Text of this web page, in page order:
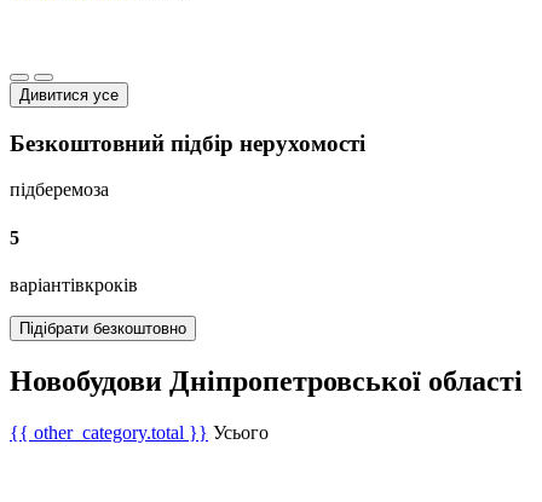
Дивитися усе
Безкоштовний підбір нерухомості
підберемоза
5
варіантівкроків
Підібрати безкоштовно
Новобудови Дніпропетровської області
{{ other_category.total }} Усього